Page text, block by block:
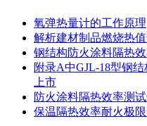
氧弹热量计的工作原理
解析建材制品燃烧热
钢结构防火涂料隔热
附录A中GJL-18型钢
上市
防火涂料隔热效率测
保温隔热效率耐火极